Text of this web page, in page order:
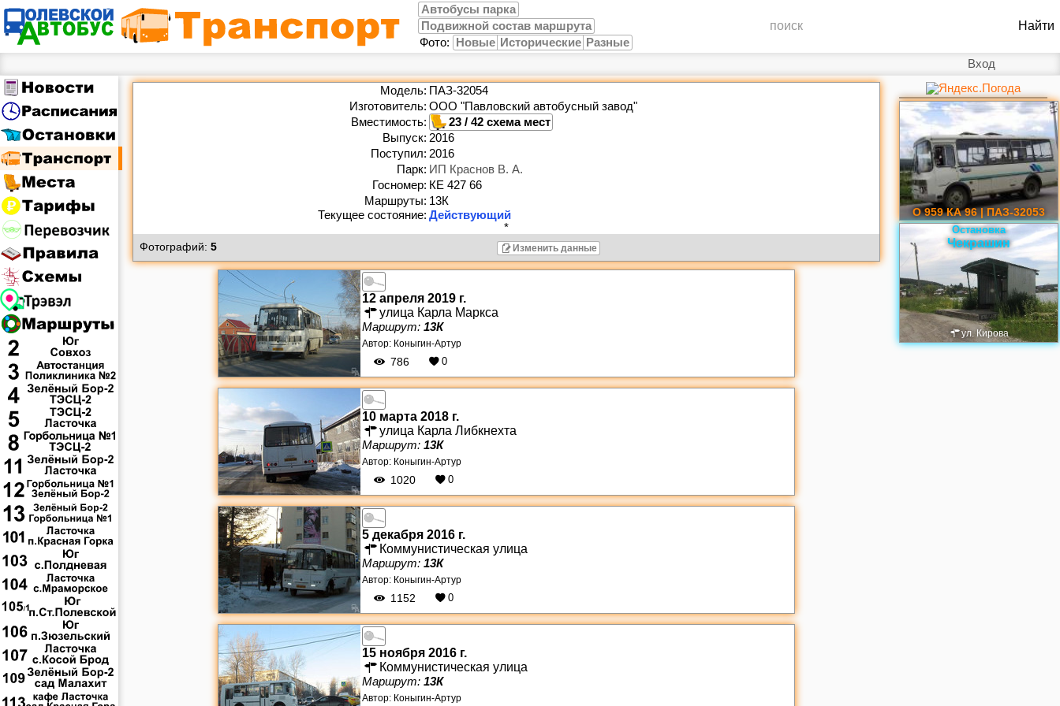
Автобусы парка
Подвижной состав маршрута
Фото:
Новые Исторические Разные
Вход
Модель: ПАЗ-32054
Изготовитель: ООО "Павловский автобусный завод"
Вместимость:
23 / 42
Выпуск: 2016
Поступил: 2016
Парк: ИП Краснов В. А.
Госномер: КЕ 427 66
Маршруты: 13К
*
Фотографий: 5 Изменить данные
12 апреля 2019 г.
улица Карла Маркса
Маршрут: 13К
Автор: Коныгин-Артур
786 0
10 марта 2018 г.
улица Карла Либкнехта
Маршрут: 13К
Автор: Коныгин-Артур
1020 0
5 декабря 2016 г.
Коммунистическая улица
Маршрут: 13К
Автор: Коныгин-Артур
1152 0
15 ноября 2016 г.
Коммунистическая улица
Маршрут: 13К
Автор: Коныгин-Артур
О 959 КА 96 | ПАЗ-32053
Остановка
Чекрашин
ул. Кирова